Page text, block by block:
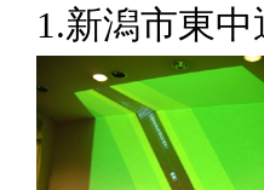
1.新潟市東